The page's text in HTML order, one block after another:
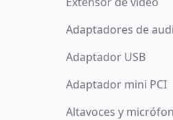
Adaptadores de
Adaptador USB
Adaptador mini PCI
Altavoces y